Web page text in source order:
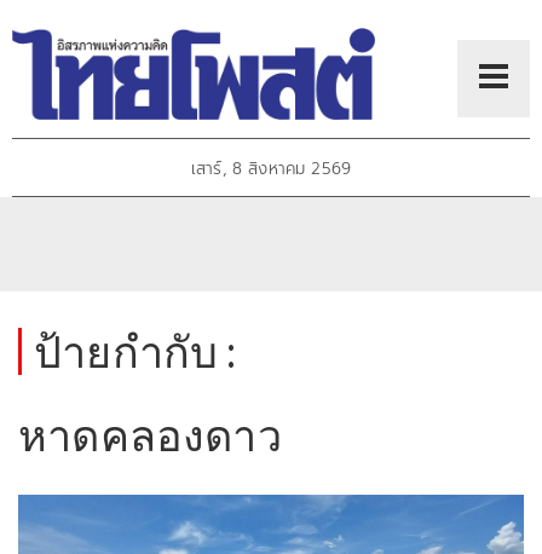
เสาร์, 8 สิงหาคม 2569
ป้ายกำกับ :
หาดคลองดาว